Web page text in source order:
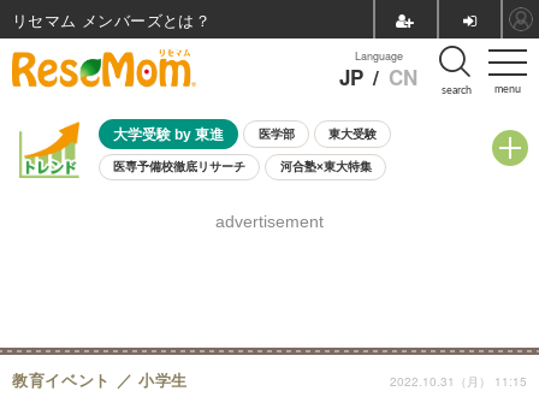
menu
Language
JP / CN search
大学受験 by 東進 医学部 東大受験
医専予備校徹底リサーチ 河合塾×東大特集
8月開催学校説明会・相談会
advertisement
教育イベント 小学生 2022.10.31（月） 11:15
リセマム メンバーズ